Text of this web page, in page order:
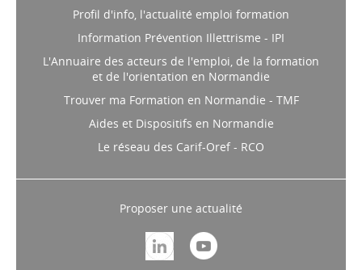
Profil d'info, l'actualité emploi formation
Information Prévention Illettrisme - IPI
L'Annuaire des acteurs de l'emploi, de la formation
et de l'orientation en Normandie
Trouver ma Formation en Normandie - TMF
Aides et Dispositifs en Normandie
Le réseau des Carif-Oref - RCO
Proposer une actualité